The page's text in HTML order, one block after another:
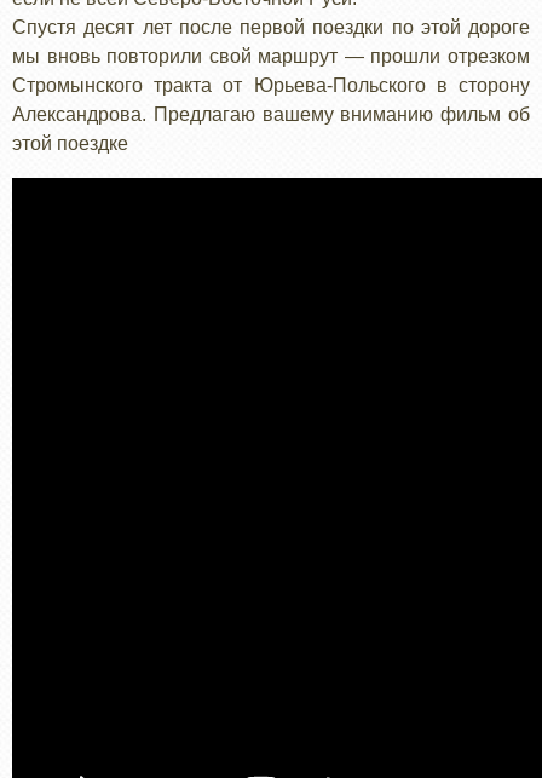
Спустя десят лет после первой поездки по этой дороге
мы вновь повторили свой маршрут — прошли отрезком
Стромынского тракта от Юрьева-Польского в сторону
Александрова. Предлагаю вашему вниманию фильм об
этой поездке